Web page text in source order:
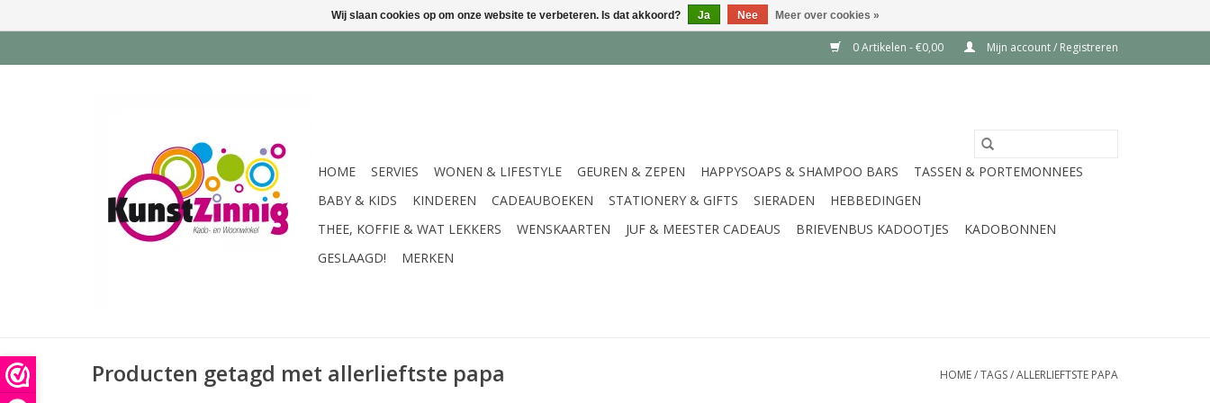
0 Artikelen - €0,00 Mijn account / Registreren
HOME SERVIES WONEN & LIFESTYLE GEUREN & ZEPEN HAPPYSOAPS & SHAMPOO BARS
TASSEN & PORTEMONNEES
BABY & KIDS
KINDEREN CADEAUBOEKEN STATIONERY & GIFTS SIERADEN
HEBBEDINGEN
THEE, KOFFIE & WAT LEKKERS
WENSKAARTEN JUF & MEESTER CADEAUS BRIEVENBUS KADOOTJES
KADOBONNEN
GESLAAGD!
MERKEN
Producten getagd met allerlieftste papa HOME/TAGS/ALLERLIEFTSTE PAPA
Wij slaan cookies op om onze website te verbeteren. Is dat akkoord? Ja Nee Meer over cookies »